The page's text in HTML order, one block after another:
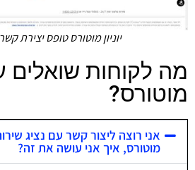
יוניון מוטורס טופס יצירת
מה לקוחות שואלים על
מוטורס?
אני רוצה ליצור קשר עם נציג
מוטורס, איך אני עושה את זה?